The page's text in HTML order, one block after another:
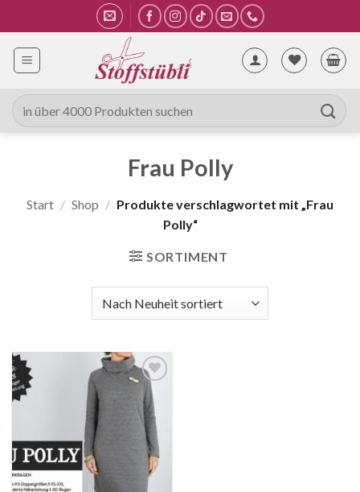
Inhalt
springen
Suche
nach:
Frau Polly
Start / Shop / Produkte verschlagwortet mit „Frau
Polly“
SORTIMENT
Auf die
Wunschliste